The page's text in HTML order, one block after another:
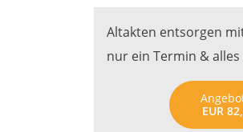
Altakten entsorgen
nur ein Termin &
EUR